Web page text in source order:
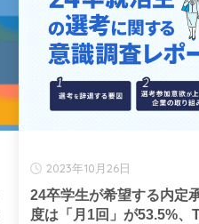
2023年10月26日
24卒学生が希望する内定
度は「月1回」が53.5%